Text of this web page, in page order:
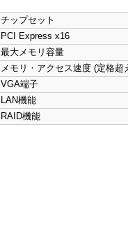
チップセット
PCI Express x16
最大メモリ容量
メモリ・アクセス速度 (定格超
VGA端子
LAN機能
RAID機能